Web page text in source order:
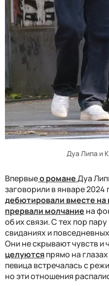
Дуа Липа и
Впервыео романеДуа
заговорили в январе
дебютировали вместе на
прервали молчание на
об их связи. С тех пор
свиданиях и
Они не скрывают чувств и
целуютсяпрямо на
певица встречалась с
но эти отношения